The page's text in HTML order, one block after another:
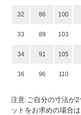
32 86 100
33 89 103
34 91 105
36 96 110
注意:ご自分の寸法が
ットをお求めの場合